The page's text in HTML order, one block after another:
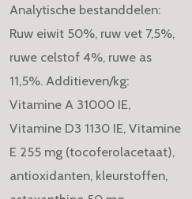
Analytische bestanddelen:
Ruw eiwit 50%, ruw vet 7,5%,
ruwe celstof 4%, ruwe as
11,5%. Additieven/kg:
Vitamine A 31000 IE,
Vitamine D3 1130 IE, Vitamine
E 255 mg (tocoferolacetaat),
antioxidanten, kleurstoffen,